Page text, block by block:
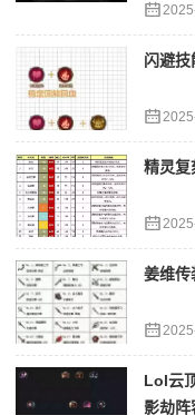
闪避
精灵复
姜维传
Lol云
影劫阵